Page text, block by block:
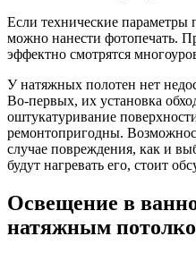
Если технические параметры
можно нанести фотопечать.
эффектно смотрятся
У натяжных полотен нет
Во-первых, их установка
оштукатуривание
ремонтопригодны.
случае повреждения, как и
будут нагревать его, стоит
Освещение в
натяжным